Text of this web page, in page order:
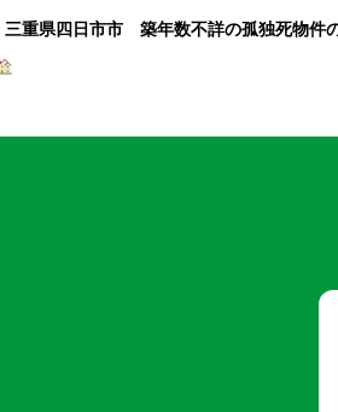
三重県四日市市 築年数不詳の孤独死物件